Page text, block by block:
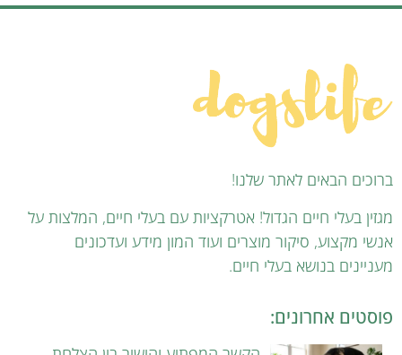
ברוכים הבאים לאתר שלנו!
מגזין בעלי חיים הגדול! אטרקציות עם בעלי חיים, המלצות על
אנשי מקצוע, סיקור מוצרים ועוד המון מידע ועדכונים
מעניינים בנושא בעלי חיים.
פוסטים אחרונים: